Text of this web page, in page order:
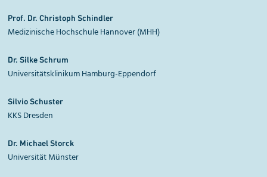
Prof. Dr. Christoph Schindler
Medizinische Hochschule Hannover (MHH)
Dr. Silke Schrum
Universitätsklinikum Hamburg-Eppendorf
Silvio Schuster
KKS Dresden
Dr. Michael Storck
Universität Münster